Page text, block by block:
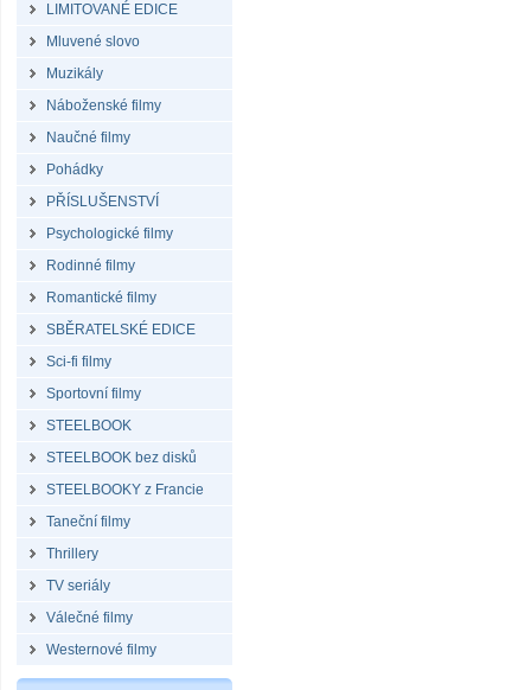
LIMITOVANÉ EDICE
Mluvené slovo
Muzikály
Náboženské filmy
Naučné filmy
Pohádky
PŘÍSLUŠENSTVÍ
Psychologické filmy
Rodinné filmy
Romantické filmy
SBĚRATELSKÉ EDICE
Sci-fi filmy
Sportovní filmy
STEELBOOK
STEELBOOK bez disků
STEELBOOKY z Francie
Taneční filmy
Thrillery
TV seriály
Válečné filmy
Westernové filmy